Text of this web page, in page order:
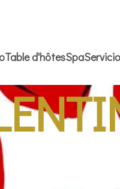
Table d'hôtesSpa